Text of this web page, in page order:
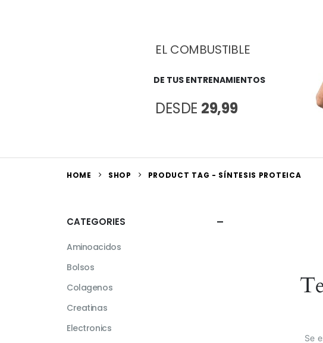
EL COMBUSTIBLE
DE TUS ENTRENAMIENTOS
DESDE 29,99
HOME SHOP PRODUCT TAG - SÍNTESIS PROTEICA
Se
CATEGORIES
Aminoacidos
Bolsos
Colagenos
Creatinas
Electronics